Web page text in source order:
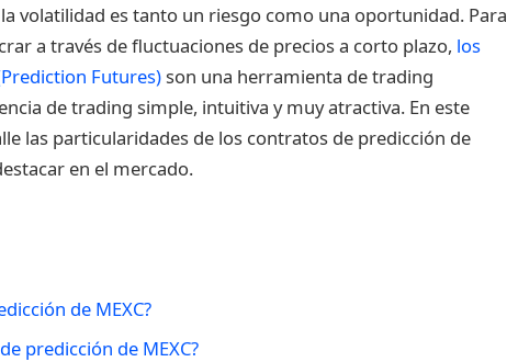
volatilidad es tanto un riesgo como una oportunidad. Para
a través de fluctuaciones de precios a corto plazo, los
Futures)son una herramienta de trading
de trading simple, intuitiva y muy atractiva. En este
las particularidades de los contratos de predicción de
en el mercado.
de MEXC?
predicción de MEXC?